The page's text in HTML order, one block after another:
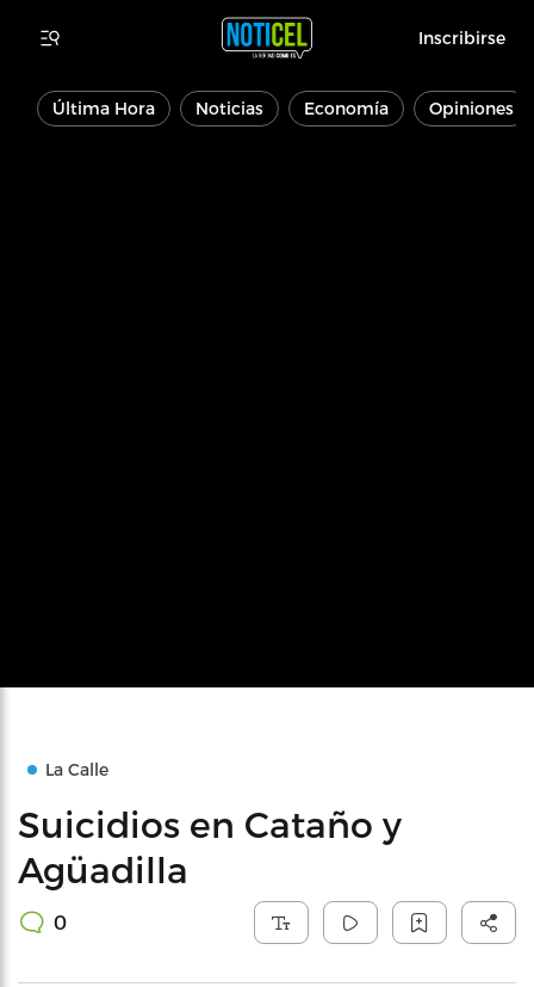
Inscribirse
Última Hora Noticias Economía Opiniones
La Calle
Suicidios en Cataño y
Agüadilla
0